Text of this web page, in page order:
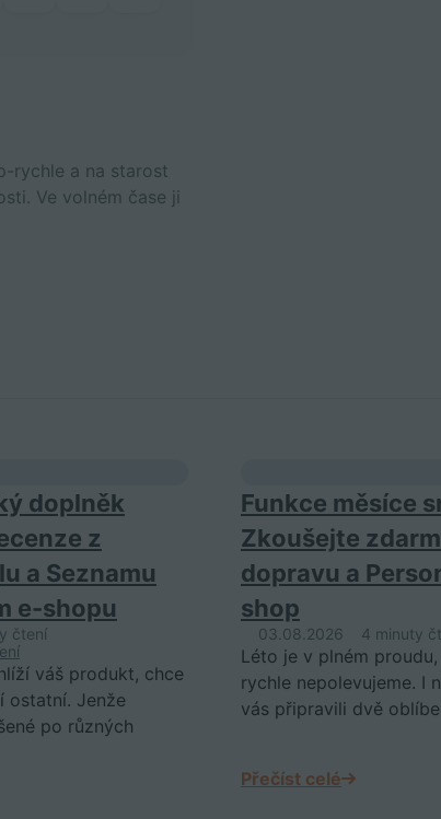
rychle a na starost
Ve volném čase ji
doplněk
z
a Seznamu
e-shopu
čtení
váš produkt, chce
ostatní. Jenže
po různých
Funkce měsíce
Zkoušejte
dopravu a
shop
03.08.2026 4 minuty
Léto je v plném
rychle nepolevujeme. I
vás připravili dvě
Přečíst celé